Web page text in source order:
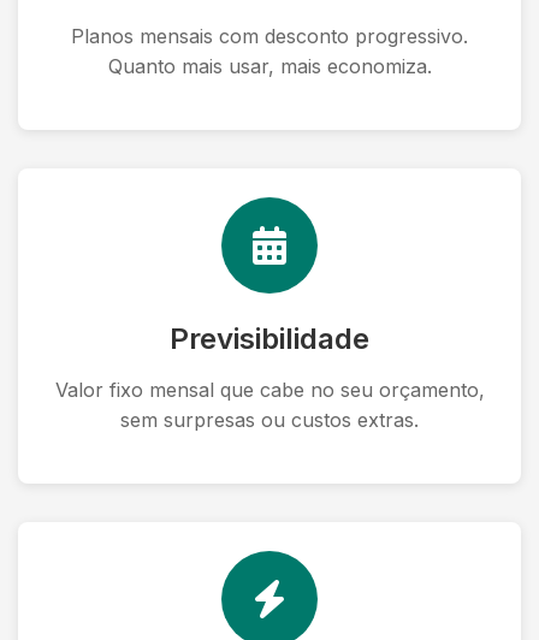
Planos mensais com desconto progressivo.
Quanto mais usar, mais economiza.
Previsibilidade
Valor fixo mensal que cabe no seu orçamento,
sem surpresas ou custos extras.